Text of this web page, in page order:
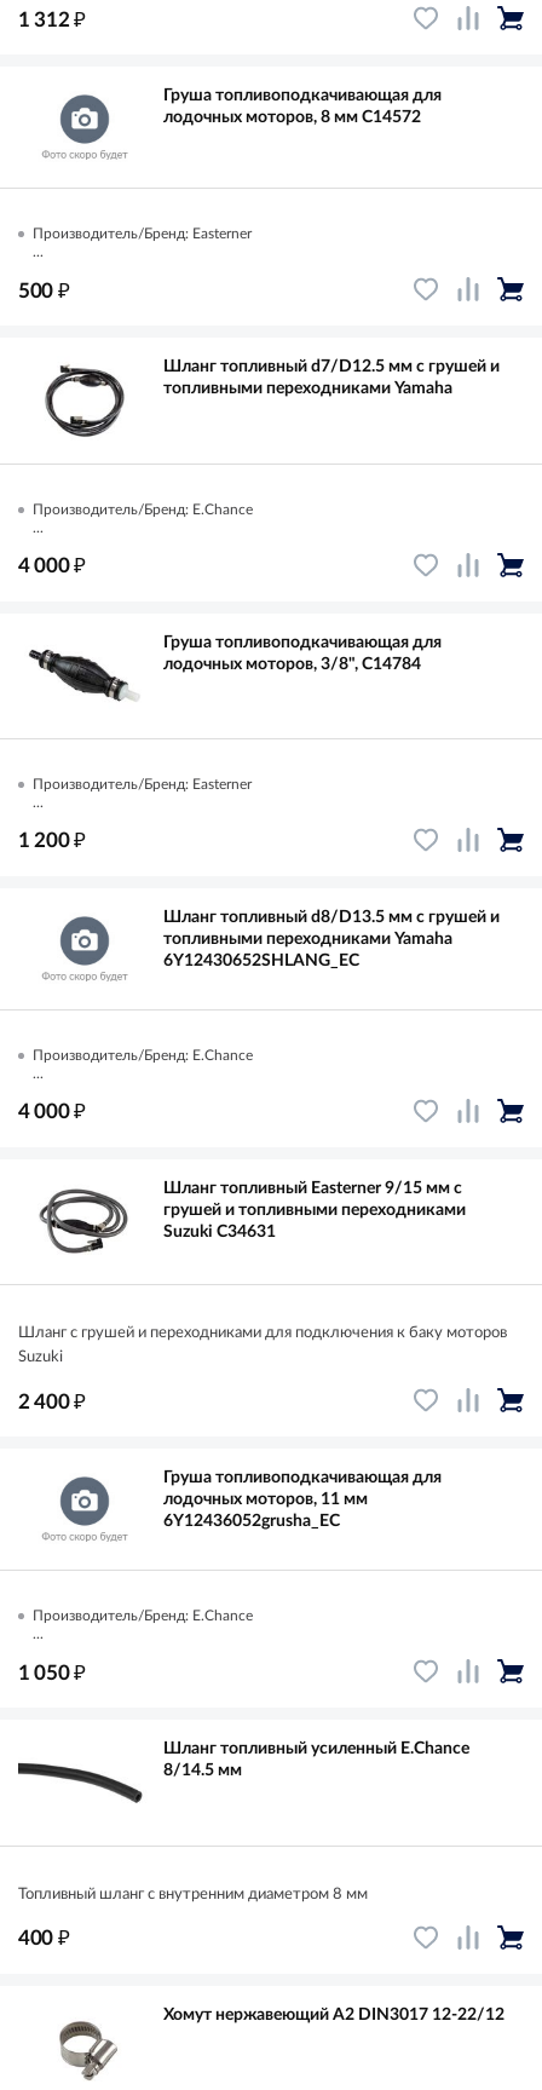
1 312₽
Груша топливоподкачивающая для
лодочных моторов, 8 мм C14572
Производитель/Бренд: Easterner
...
500 ₽
Шланг топливный d7/D12.5 мм с грушей и
топливными переходниками Yamaha
Производитель/Бренд: E.Chance
...
4 000₽
Груша топливоподкачивающая для
лодочных моторов, 3/8", C14784
Производитель/Бренд: Easterner
...
1 200₽
Шланг топливный d8/D13.5 мм с грушей и
топливными переходниками Yamaha
6Y12430652SHLANG_EC
Производитель/Бренд: E.Chance
...
4 000₽
Шланг топливный Easterner 9/15 мм с
грушей и топливными переходниками
Suzuki C34631
Шланг с грушей и переходниками для подключения к баку моторов
Suzuki
2 400₽
Груша топливоподкачивающая для
лодочных моторов, 11 мм
6Y12436052grusha_EC
Производитель/Бренд: E.Chance
...
1 050₽
Шланг топливный усиленный E.Chance
8/14.5 мм
Топливный шланг с внутренним диаметром 8 мм
400 ₽
Хомут нержавеющий A2 DIN3017 12-22/12